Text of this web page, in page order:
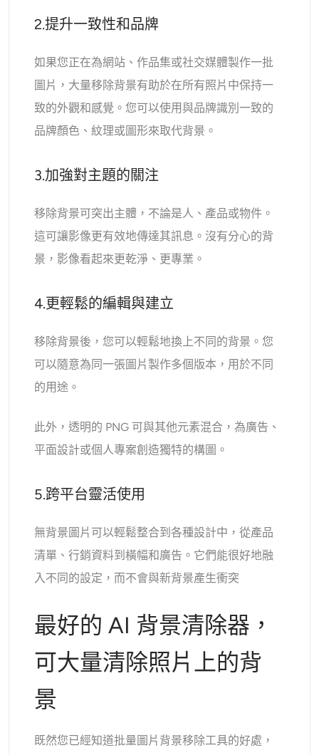
2.提升一致性和品牌
如果您正在為網站、作品集或社交媒體製作一批
圖片，大量移除背景有助於在所有照片中保持一
致的外觀和感覺。您可以使用與品牌識別一致的
品牌顏色、紋理或圖形來取代背景。
3.加強對主題的關注
移除背景可突出主體，不論是人、產品或物件。
這可讓影像更有效地傳達其訊息。沒有分心的背
景，影像看起來更乾淨、更專業。
4.更輕鬆的編輯與建立
移除背景後，您可以輕鬆地換上不同的背景。您
可以隨意為同一張圖片製作多個版本，用於不同
的用途。
此外，透明的 PNG 可與其他元素混合，為廣告、
平面設計或個人專案創造獨特的構圖。
5.跨平台靈活使用
無背景圖片可以輕鬆整合到各種設計中，從產品
清單、行銷資料到橫幅和廣告。它們能很好地融
入不同的設定，而不會與新背景產生衝突
最好的 AI 背景清除器，
可大量清除照片上的背
景
既然您已經知道批量圖片背景移除工具的好處，